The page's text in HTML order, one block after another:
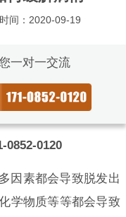
间：2020-09-19
一对一交流
0852-0120
因素都会导致脱发出
学物质等等都会导致